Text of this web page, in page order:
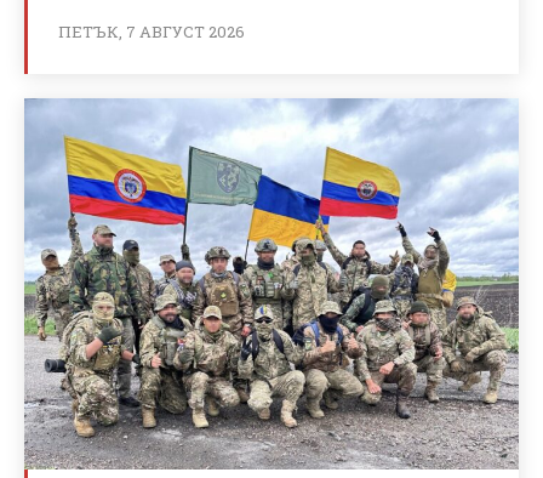
ПЕТЪК, 7 АВГУСТ 2026